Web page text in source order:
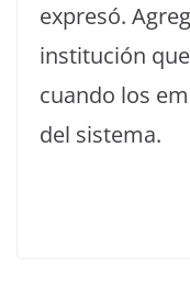
expresó.
institución
cuando los
del sistema.